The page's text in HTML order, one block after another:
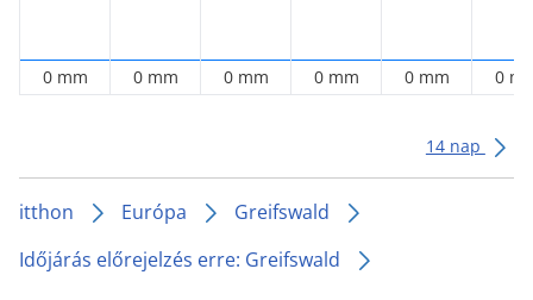
0 mm 0 mm 0 mm 0 mm 0 mm 0
14 nap
itthon Európa
Greifswald
Időjárás előrejelzés erre: Greifswald